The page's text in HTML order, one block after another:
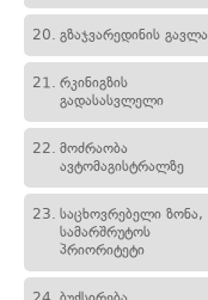
20. გზაჯვარედინის გავლა
21. რკინიგზის
გადასასვლელი
22. მოძრაობა
ავტომაგისტრალზე
23. საცხოვრებელი ზონა,
სამარშრუტოს
პრიორიტეტი